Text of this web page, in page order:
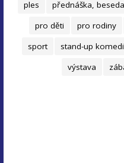
ples
přednáška, beseda
pro děti
pro rodiny
sport
stand-up
výstava